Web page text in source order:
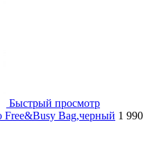
Быстрый просмотр
Free&Busy Bag,черный 1 990